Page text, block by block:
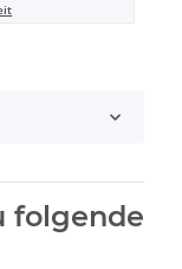
folgende